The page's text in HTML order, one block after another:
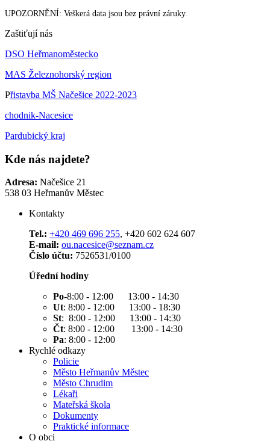
UPOZORNĚNÍ: Veškerá data jsou bez právní záruky.
Zaštiťují nás
DSO Heřmanoměstecko
MAS Železnohorský region
Přistavba MŠ Načešice 2022-2023
chodnik-Nacesice
Pardubický kraj
Kde nás najdete?
Adresa: Načešice 21
538 03 Heřmanův Městec
Kontakty
Tel.: +420 469 696 255, +420 602 624 607
E-mail: ou.nacesice@seznam.cz
Číslo účtu: 7526531/0100
Úřední hodiny
Po-8:00 - 12:00 13:00 - 14:30
Ut: 8:00 - 12:00 13:00 - 18:30
St: 8:00 - 12:00 13:00 - 14:30
Čt: 8:00 - 12:00 13:00 - 14:30
Pa: 8:00 - 12:00
Rychlé odkazy
Policie
Město Heřmanův Městec
Město Chrudim
Lékaři
Mateřská škola
Dokumenty
Praktické informace
O obci